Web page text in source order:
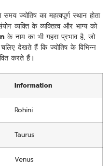
ज्योतिष का महत्वपूर्ण स्थान होता
व्यक्ति के व्यक्तित्व और भाग्य को
के नाम का भी गहरा प्रभाव है, जो
देखते हैं कि ज्योतिष के विभिन्न
करते हैं।
Information
Rohini
Taurus
Venus